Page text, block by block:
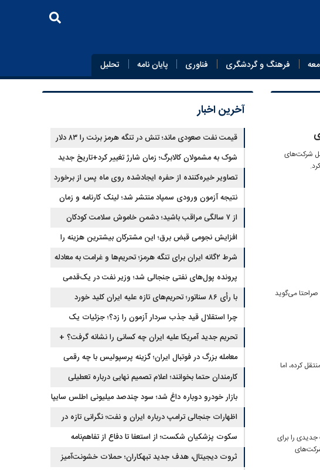
فرهنگ و گردشگری فناوری پایان‌ نامه تحلیل
شرکت‌های
می‌گوید
کرده، اما
جدیدی را برای
آخرین اخبار
قیمت نفت صعودی ماند؛ تنش در تنگه هرمز برنت را ۸۳ دلار
کردشوک به مشمولان کالابرگ؛ زمان شارژ تغییر کرد+تاریخ جدید
تصاویر خیره‌کننده از حفره ایجادشده روی ماه پس از برخورد
موشک فالکون ۹
نتیجه آزمون ورودی سمپاد منتشر شد؛ لینک کارنامه و زمان
ثبت‌ناماز ۷ سالگی مراقب باشید؛ دشمن خاموش سلامت کودکان
شناسایی شد
افزایش نجومی قبض برق؛ این مشترکان بیشترین هزینه را
می‌پردازندشرط ۲گانه ایران برای تنگه هرمز؛ تحریم‌ها و غرامت به معادله
برگشتند
پرونده پول‌های نفتی جنجالی شد؛ وزیر نفت در یک‌قدمی
استیضاح
با رأی ۸۶ سناتور؛ تحریم‌های تازه علیه ایران کلید خورد
چرا استقلال قید جذب سردار آزمون را زد؟؛ جزئیات یک
انتقال منتفی
تحریم جدید آمریکا علیه ایران چه کسانی را نشانه گرفت؟ +
جزئیات
معامله بزرگ در فوتبال ایران؛ گزینه پرسپولیس با چه رقمی
جابه‌جا شد؟
کارمندان حتما بخوانند؛ اعلام تصمیم نهایی درباره تعطیلی
ادارات شنبه
بازار خودرو دوباره داغ شد؛ سود چندصد میلیونی اطلس سایپا
اظهارات جنجالی ترامپ درباره ایران و نفت؛ نگرانی تازه در
بازار انرژی
سکوت پزشکیان شکست؛ از استعفا تا دفاع از تفاهم‌نامه
جنجالی
ثروت دیجیتال، هدف جدید تبهکاران؛ حملات خشونت‌آمیز